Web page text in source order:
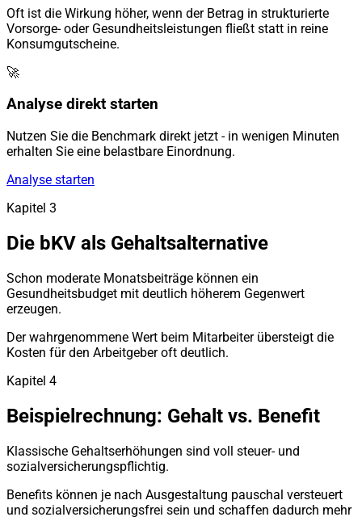
Oft ist die Wirkung höher, wenn der Betrag in strukturierte
Vorsorge- oder Gesundheitsleistungen fließt statt in reine
Konsumgutscheine.
🚀
Analyse direkt starten
Nutzen Sie die Benchmark direkt jetzt - in wenigen Minuten
erhalten Sie eine belastbare Einordnung.
Analyse starten
Kapitel 3
Die bKV als Gehaltsalternative
Schon moderate Monatsbeiträge können ein
Gesundheitsbudget mit deutlich höherem Gegenwert
erzeugen.
Der wahrgenommene Wert beim Mitarbeiter übersteigt die
Kosten für den Arbeitgeber oft deutlich.
Kapitel 4
Beispielrechnung: Gehalt vs. Benefit
Klassische Gehaltserhöhungen sind voll steuer- und
sozialversicherungspflichtig.
Benefits können je nach Ausgestaltung pauschal versteuert
und sozialversicherungsfrei sein und schaffen dadurch mehr